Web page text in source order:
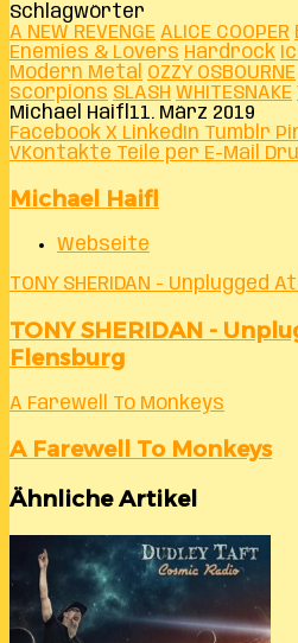
Schlagwörter
A NEW REVENGE ALICE COOPER
Enemies & Lovers Hardrock
Modern Metal OZZY OSBOURNE
scorpions SLASH WHITESNAKE
Michael Haifl 11. März 2019
Facebook X LinkedIn Tumblr
VKontakte Teile per E-Mail
Michael Haifl
Webseite
TONY SHERIDAN - Unplugged
TONY SHERIDAN -
Flensburg
A Farewell To Monkeys
A Farewell To Monkeys
Ähnliche Artikel